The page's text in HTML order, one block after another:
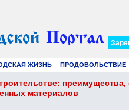
ЖИЗНЬ ПРОДОВОЛЬСТВИЕ
преимущества,
материалов